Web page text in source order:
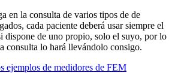
en la consulta de varios tipos de de
cada paciente deberá usar siempre el
dispone de uno propio, solo el suyo, por lo
consulta lo hará llevándolo consigo.
ejemplos de medidores de FEM